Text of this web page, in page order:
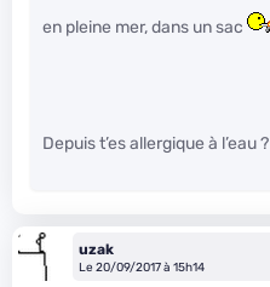
en pleine mer, dans un sac
Depuis t’es allergique à l’eau ?
uzak
Le 20/09/2017 à 15h14